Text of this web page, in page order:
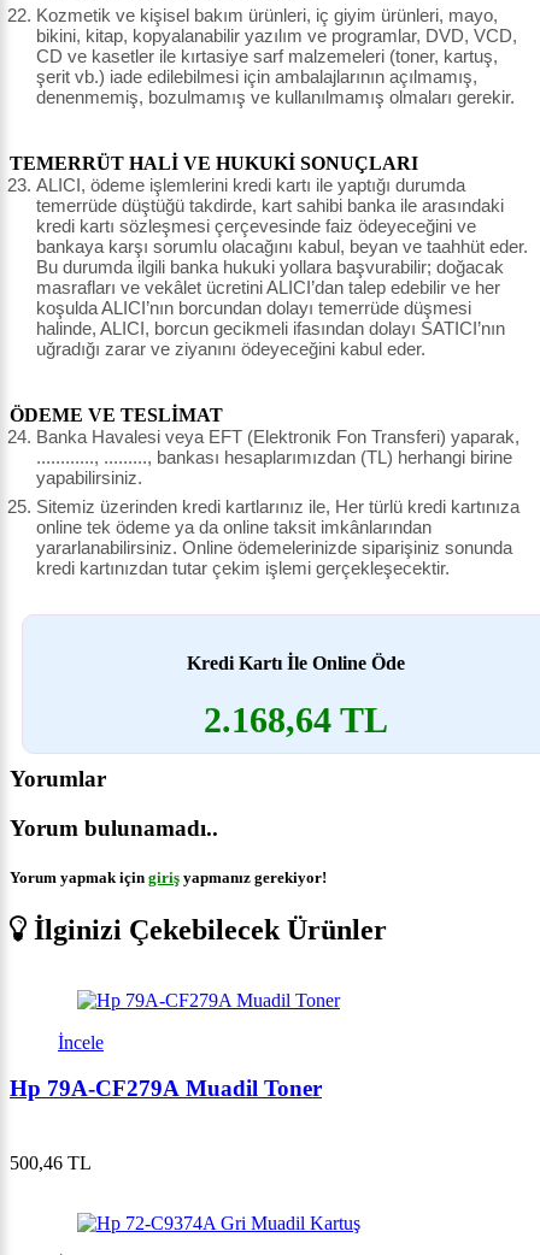
Kozmetik ve kişisel bakım ürünleri, iç giyim ürünleri, mayo,
bikini, kitap, kopyalanabilir yazılım ve programlar, DVD, VCD,
CD ve kasetler ile kırtasiye sarf malzemeleri (toner, kartuş,
şerit vb.) iade edilebilmesi için ambalajlarının açılmamış,
denenmemiş, bozulmamış ve kullanılmamış olmaları gerekir.
TEMERRÜT HALİ VE HUKUKİ SONUÇLARI
ALICI, ödeme işlemlerini kredi kartı ile yaptığı durumda
temerrüde düştüğü takdirde, kart sahibi banka ile arasındaki
kredi kartı sözleşmesi çerçevesinde faiz ödeyeceğini ve
bankaya karşı sorumlu olacağını kabul, beyan ve taahhüt eder.
Bu durumda ilgili banka hukuki yollara başvurabilir; doğacak
masrafları ve vekâlet ücretini ALICI’dan talep edebilir ve her
koşulda ALICI’nın borcundan dolayı temerrüde düşmesi
halinde, ALICI, borcun gecikmeli ifasından dolayı SATICI’nın
uğradığı zarar ve ziyanını ödeyeceğini kabul eder.
ÖDEME VE TESLİMAT
Banka Havalesi veya EFT (Elektronik Fon Transferi) yaparak,
............, ........., bankası hesaplarımızdan (TL) herhangi birine
yapabilirsiniz.
Sitemiz üzerinden kredi kartlarınız ile, Her türlü kredi kartınıza
online tek ödeme ya da online taksit imkânlarından
yararlanabilirsiniz. Online ödemelerinizde siparişiniz sonunda
kredi kartınızdan tutar çekim işlemi gerçekleşecektir.
Kredi Kartı İle Online Öde
2.168,64 TL
Yorumlar
Yorum bulunamadı..
Yorum yapmak için giriş yapmanız gerekiyor!
İlginizi Çekebilecek Ürünler
İncele
Hp 79A-CF279A Muadil Toner
500,46 TL